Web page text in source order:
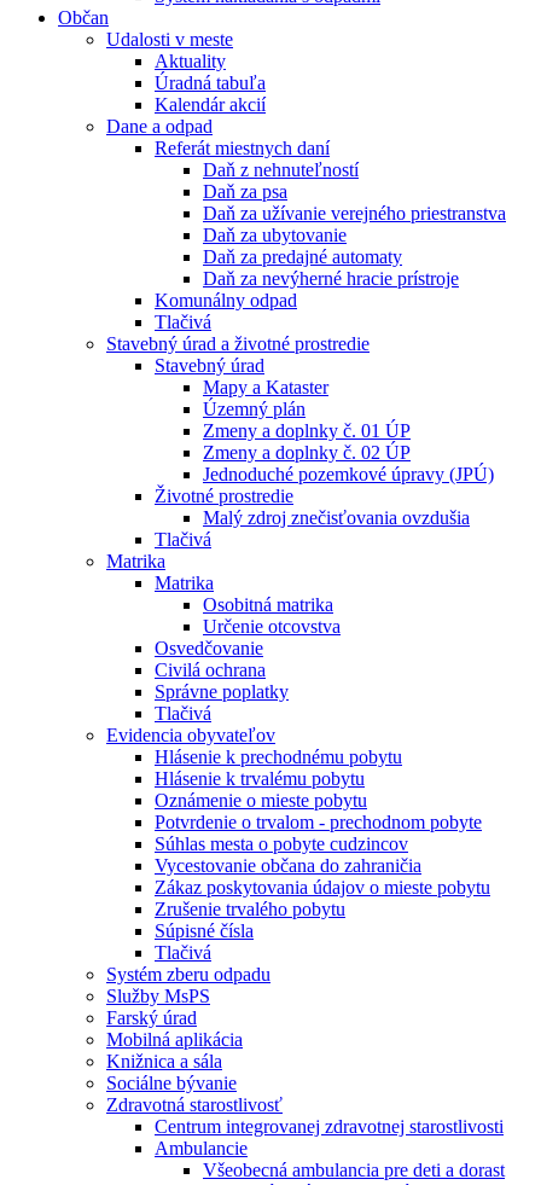
Občan
Udalosti v meste
Aktuality
Úradná tabuľa
Kalendár akcií
Dane a odpad
Referát miestnych daní
Daň z nehnuteľností
Daň za psa
Daň za užívanie verejného priestranstva
Daň za ubytovanie
Daň za predajné automaty
Daň za nevýherné hracie prístroje
Komunálny odpad
Tlačivá
Stavebný úrad a životné prostredie
Stavebný úrad
Mapy a Kataster
Územný plán
Zmeny a doplnky č. 01 ÚP
Zmeny a doplnky č. 02 ÚP
Jednoduché pozemkové úpravy (JPÚ)
Životné prostredie
Malý zdroj znečisťovania ovzdušia
Tlačivá
Matrika
Matrika
Osobitná matrika
Určenie otcovstva
Osvedčovanie
Civilá ochrana
Správne poplatky
Tlačivá
Evidencia obyvateľov
Hlásenie k prechodnému pobytu
Hlásenie k trvalému pobytu
Oznámenie o mieste pobytu
Potvrdenie o trvalom - prechodnom pobyte
Súhlas mesta o pobyte cudzincov
Vycestovanie občana do zahraničia
Zákaz poskytovania údajov o mieste pobytu
Zrušenie trvalého pobytu
Súpisné čísla
Tlačivá
Systém zberu odpadu
Služby MsPS
Farský úrad
Mobilná aplikácia
Knižnica a sála
Sociálne bývanie
Zdravotná starostlivosť
Centrum integrovanej zdravotnej starostlivosti
Ambulancie
Všeobecná ambulancia pre deti a dorast